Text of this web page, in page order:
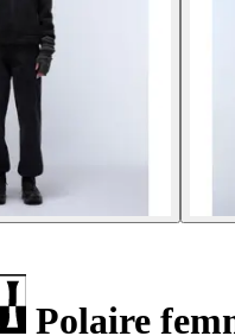
Polaire